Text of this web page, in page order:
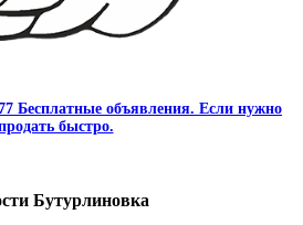
Бесплатные объявления. Если нужно
быстро.
Бутурлиновка